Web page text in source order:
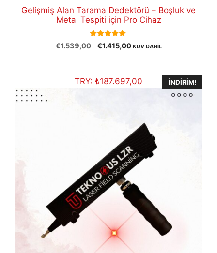
Gelişmiş Alan Tarama Dedektörü – Boşluk ve
Metal Tespiti için Pro Cihaz
5.00
out of 5
€1.539,00
Orijinal
€1.415,00Şu
€1.415,00.
KDV DAHİL
TRY: ₺187.697,00 İNDIRIM!